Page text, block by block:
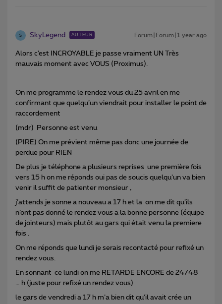
S SkyLegend AUTEUR Forum|Forum|1 year ago
Alors c’est INCROYABLE je passe vraiment UN Très
mauvais moment avec VOUS (Proximus).
On me programme le rendez vous du 25 avril en me
confirmant que quelqu’un viendrait pour installer le point de
raccordement
(mdr) Personne est venu
(PIRE) On me prévient même pas donc une journée de
perdue pour RIEN
De plus je téléphone a plusieurs reprises une première fois
vers 15 h on me réponds oui pas de soucis quelqu’un va bien
venir il suffit de patienter monsieur ,
j’attends je sonne a nouveau a 17 h et la on me dit qu’ils
n’ont pas donné le rendez vous a la bonne personne (équipe
de jointeurs) mais plutôt au gars qui était venu la premiere
fois .
On me réponds que lundi je serais recontacté pour refixé un
rendez vous.
En sonnant ce lundi on me RETARDE ENCORE de 24/48
… h (juste pour refixé un rendez vous)
le gars de vendredi a 17 h m’a bien dit qu’il avait crée un